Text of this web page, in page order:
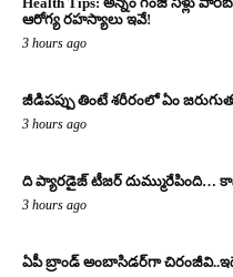
ఆరోగ్య రహస్యాలు ఇవే!
3 hours ago
జీడిపప్పు తింటే శరీరంలో ఏం
3 hours ago
ది ప్యారడైజ్ టీజర్ దుమ్మురేపింది…
3 hours ago
ఏపీ బ్రాండ్ అంబాసిడర్‌గా